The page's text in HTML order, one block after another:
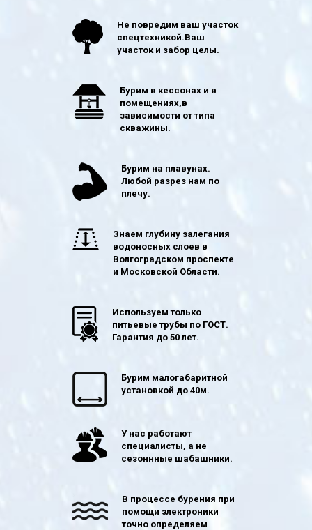
Не повредим ваш участок
спецтехникой.Ваш
участок и забор целы.
Бурим в кессонах и в
помещениях,в
зависимости от типа
скважины.
Бурим на плавунах.
Любой разрез нам по
плечу.
Знаем глубину залегания
водоносных слоев в
Волгоградском проспекте
и Московской Области.
Используем только
питьевые трубы по ГОСТ.
Гарантия до 50 лет.
Бурим малогабаритной
установкой до 40м.
У нас работают
специалисты, а не
сезоннные шабашники.
В процессе бурения при
помощи электроники
точно определяем